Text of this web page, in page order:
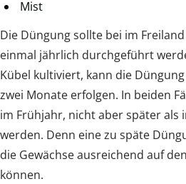
Mist
Die Düngung sollte bei im
einmal jährlich durchgeführt
Kübel kultiviert, kann die
zwei Monate erfolgen. In beiden
im Frühjahr, nicht aber später als
werden. Denn eine zu späte
die Gewächse ausreichend auf
können.